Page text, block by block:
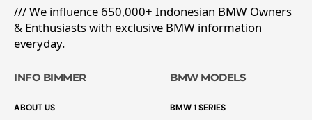
/// We influence 650,000+ Indonesian BMW Owners
& Enthusiasts with exclusive BMW information
everyday.
INFO BIMMER
ABOUT US
BMW MODELS
BMW 1 SERIES